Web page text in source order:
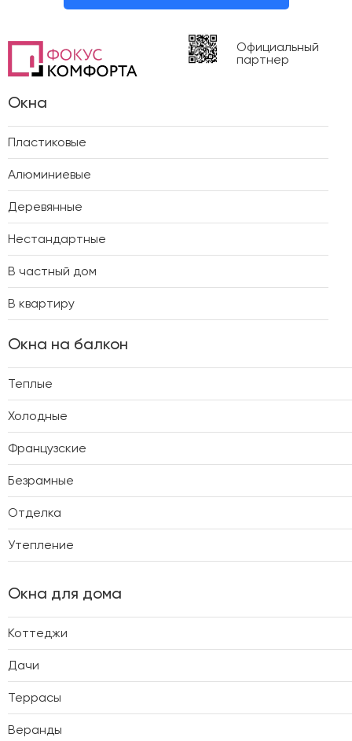
Официальный
партнер
Окна
Пластиковые
Алюминиевые
Деревянные
Нестандартные
В частный дом
В квартиру
Окна на балкон
Теплые
Холодные
Французские
Безрамные
Отделка
Утепление
Окна для дома
Коттеджи
Дачи
Террасы
Веранды